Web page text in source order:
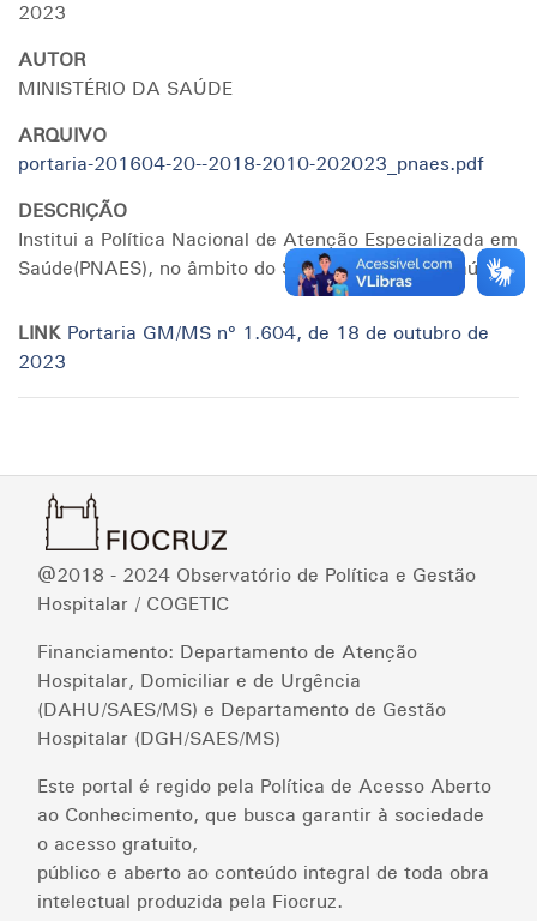
2023
AUTOR
MINISTÉRIO DA SAÚDE
ARQUIVO
portaria-201604-20--2018-2010-202023_pnaes.pdf
DESCRIÇÃO
Institui a Política Nacional de Atenção Especializada em
Saúde(PNAES), no âmbito do Sistema Único de Saúde.
LINK Portaria GM/MS nº 1.604, de 18 de outubro de
2023
@2018 - 2024 Observatório de Política e Gestão
Hospitalar / COGETIC
Financiamento: Departamento de Atenção
Hospitalar, Domiciliar e de Urgência
(DAHU/SAES/MS) e Departamento de Gestão
Hospitalar (DGH/SAES/MS)
Este portal é regido pela Política de Acesso Aberto
ao Conhecimento, que busca garantir à sociedade
o acesso gratuito,
público e aberto ao conteúdo integral de toda obra
intelectual produzida pela Fiocruz.